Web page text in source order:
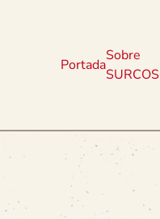
Portada
Sobre
SURCOS